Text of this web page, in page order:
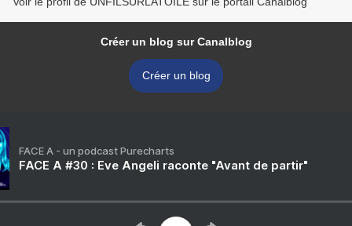
Créer un blog sur Canalblog
Créer un blog
FACE A - un podcast Purecharts
FACE A #30 : Eve Angeli raconte "Avant de partir"